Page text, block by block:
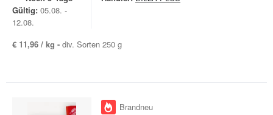
Gültig: 05.08. -
12.08.
€ 11,96 / kg - div. Sorten 250 g
Brandneu